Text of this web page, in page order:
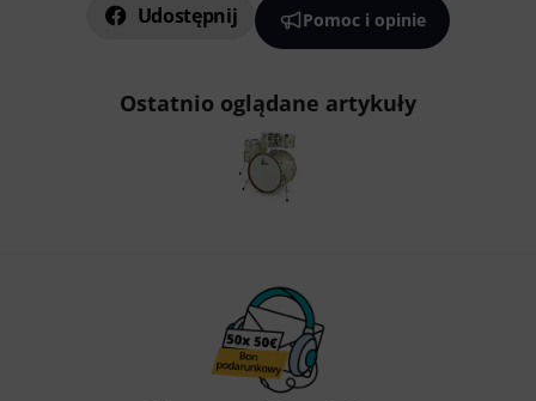
Udostępnij Pomoc i opinie
Ostatnio oglądane artykuły